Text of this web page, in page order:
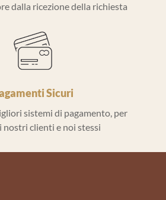
dalla ricezione della richiesta
Sicuri
sistemi di pagamento, per
nostri clienti e noi stessi